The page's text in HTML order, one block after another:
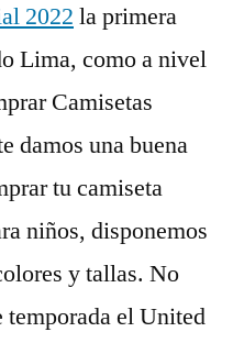
2022 la primera
Lima, como a nivel
Camisetas
damos una buena
tu camiseta
niños, disponemos
y tallas. No
temporada el United